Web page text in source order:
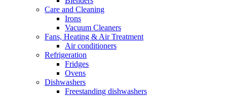
Care and Cleaning
Irons
Vacuum Cleaners
Fans, Heating & Air Treatment
Air conditioners
Refrigeration
Fridges
Ovens
Dishwashers
Freestanding dishwashers